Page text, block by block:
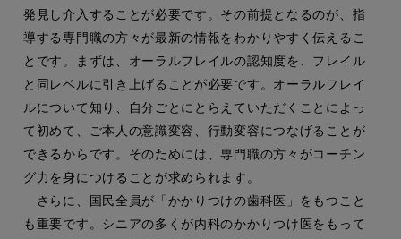
発見し介入することが必要です。その前提となるのが、指
導する専門職の方々が最新の情報をわかりやすく伝えるこ
とです。まずは、オーラルフレイルの認知度を、フレイル
と同レベルに引き上げることが必要です。オーラルフレイ
ルについて知り、自分ごとにとらえていただくことによっ
て初めて、ご本人の意識変容、行動変容につなげることが
できるからです。そのためには、専門職の方々がコーチン
グ力を身につけることが求められます。
さらに、国民全員が「かかりつけの歯科医」をもつこと
も重要です。シニアの多くが内科のかかりつけ医をもって